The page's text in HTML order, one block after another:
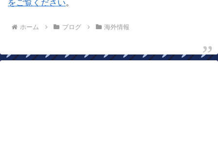
をご覧ください。
ホーム ブログ 海外情報